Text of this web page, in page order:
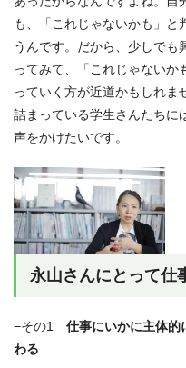
も、「これじゃないかも」と
うんです。だから、少しでも
ってみて、「これじゃないか
っていく方が近道かもしれま
詰まっている学生さんたちに
声をかけたいです。
永山さんにとって仕
−その1 仕事にいかに主体的
わる